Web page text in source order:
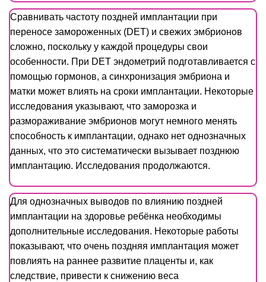
Сравнивать частоту поздней имплантации при
переносе замороженных (DET) и свежих эмбрионов
сложно, поскольку у каждой процедуры свои
особенности. При DET эндометрий подготавливается с
помощью гормонов, а синхронизация эмбриона и
матки может влиять на сроки имплантации. Некоторые
исследования указывают, что заморозка и
размораживание эмбрионов могут немного менять
способность к имплантации, однако нет однозначных
данных, что это систематически вызывает позднюю
имплантацию. Исследования продолжаются.
Для однозначных выводов по влиянию поздней
имплантации на здоровье ребёнка необходимы
дополнительные исследования. Некоторые работы
показывают, что очень поздняя имплантация может
повлиять на раннее развитие плаценты и, как
следствие, привести к снижению веса